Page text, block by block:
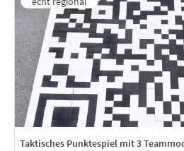
Taktisches Punktespiel mit 3